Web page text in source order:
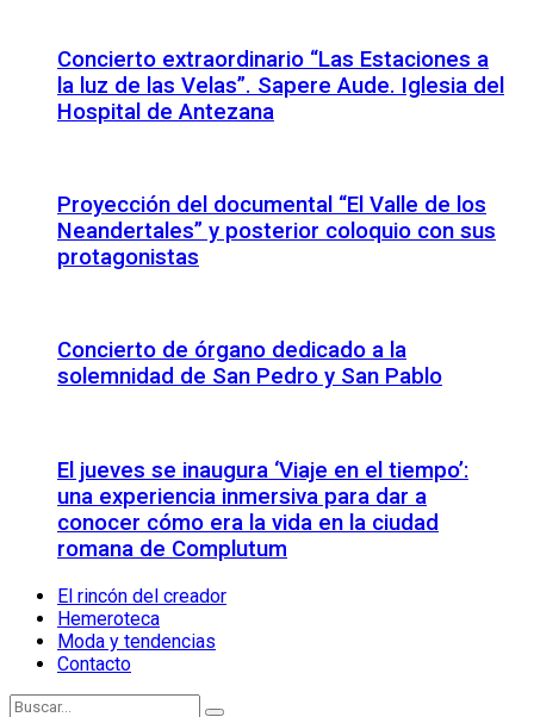
Concierto extraordinario “Las Estaciones a
la luz de las Velas”. Sapere Aude. Iglesia del
Hospital de Antezana
Proyección del documental “El Valle de los
Neandertales” y posterior coloquio con sus
protagonistas
Concierto de órgano dedicado a la
solemnidad de San Pedro y San Pablo
El jueves se inaugura ‘Viaje en el tiempo’:
una experiencia inmersiva para dar a
conocer cómo era la vida en la ciudad
romana de Complutum
El rincón del creador
Hemeroteca
Moda y tendencias
Contacto